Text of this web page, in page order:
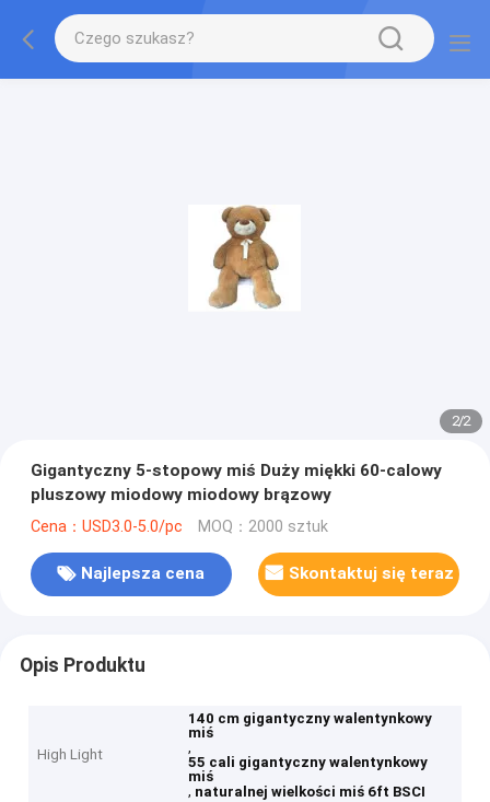
2/2
Gigantyczny 5-stopowy miś Duży miękki 60-calowy
pluszowy miodowy miodowy brązowy
Cena：USD3.0-5.0/pc MOQ：2000 sztuk
Najlepsza cena Skontaktuj się teraz
Opis Produktu
High Light
140 cm gigantyczny walentynkowy
miś
,
55 cali gigantyczny walentynkowy
miś
, naturalnej wielkości miś 6ft BSCI